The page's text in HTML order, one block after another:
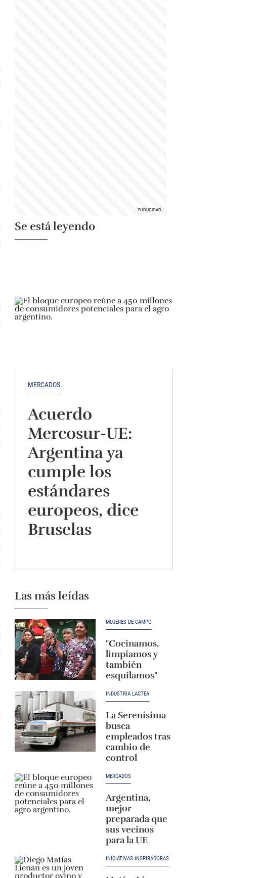
Se está leyendo
MERCADOS
Acuerdo
Mercosur-UE:
Argentina ya
cumple los
estándares
europeos, dice
Bruselas
Las más leídas
MUJERES DE CAMPO
"Cocinamos,
limpiamos y
también
esquilamos"
INDUSTRIA LÁCTEA
La Serenísima
busca
empleados tras
cambio de
control
MERCADOS
Argentina,
mejor
preparada que
sus vecinos
para la UE
INICIATIVAS INSPIRADORAS